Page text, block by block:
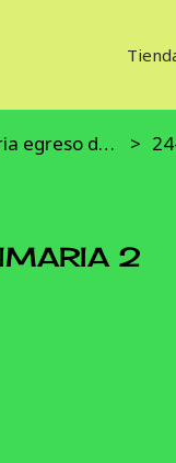
24-072 primaria egreso de 6to grado
2